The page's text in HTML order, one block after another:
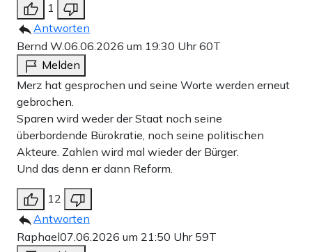
1
Antworten
Bernd W.06.06.2026 um 19:30 Uhr60T
Melden
Merz hat gesprochen und seine Worte werden erneut
gebrochen.
Sparen wird weder der Staat noch seine
überbordende Bürokratie, noch seine politischen
Akteure. Zahlen wird mal wieder der Bürger.
Und das denn er dann Reform.
12
Antworten
Raphael07.06.2026 um 21:50 Uhr 59T